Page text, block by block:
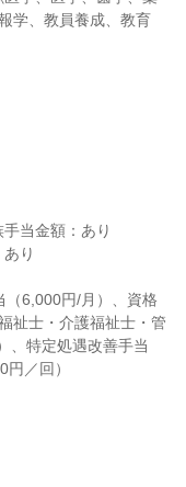
学、教員養成、教育
当金額：あり
り
（6,000円/月）、資格
祉士・介護福祉士・管
、特定処遇改善手当
／回）